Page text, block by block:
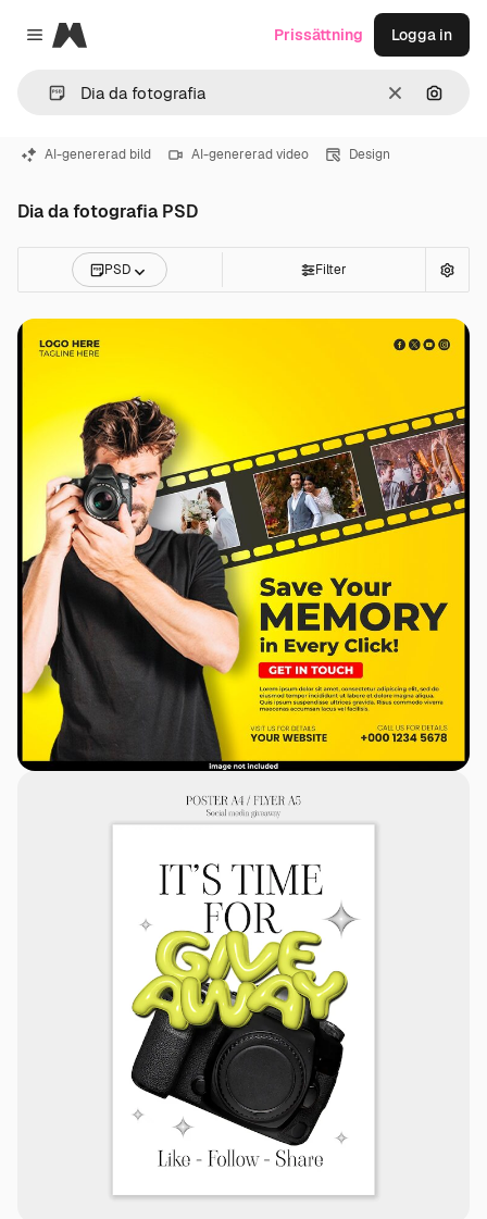
Close menu
Magnific
RensaSök
Prissättning Logga in
AI-genererad bild AI-genererad video Design
Dia da fotografia PSD
PSD Filter